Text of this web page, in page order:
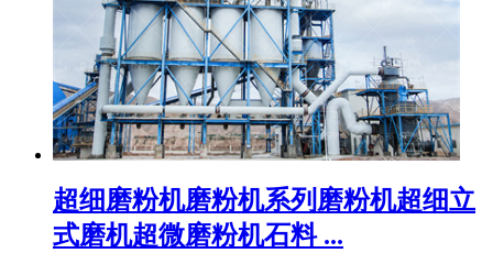
超细磨粉机磨粉机系列磨粉机超细立
式磨机超微磨粉机石料 ...